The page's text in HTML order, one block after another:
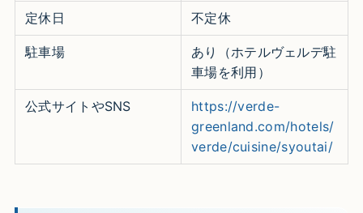
定休日 不定休
駐車場
あり（ホテルヴェルデ駐
車場を利用）
公式サイトやSNS
https://verde-
greenland.com/hotels/
verde/cuisine/syoutai/